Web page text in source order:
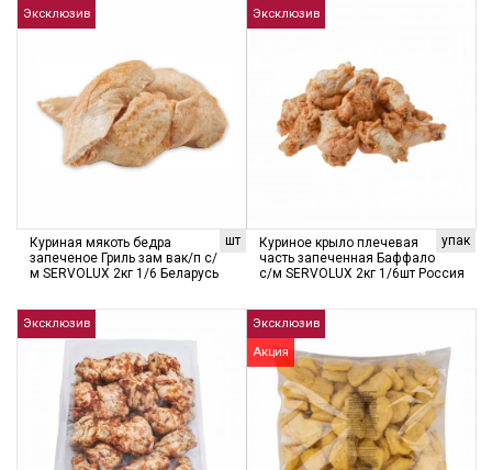
Эксклюзив
шт
Куриная мякоть бедра
запеченое Гриль зам вак/п с/
м SERVOLUX 2кг 1/6 Беларусь
Эксклюзив
упак
Куриное крыло плечевая
часть запеченная Баффало
с/м SERVOLUX 2кг 1/6шт Россия
Эксклюзив
Эксклюзив
Акция